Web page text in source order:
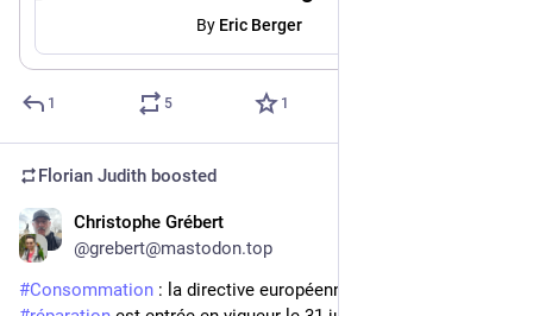
By Eric Berger
1 5 1
Florian Judith boosted
Christophe Grébert
@grebert@mastodon.top
#Consommation